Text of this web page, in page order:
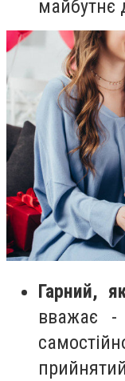
майбутнє
Гарний,
вважає -